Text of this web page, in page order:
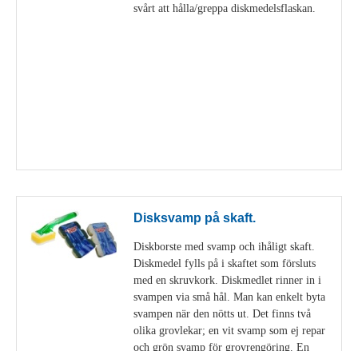
svårt att hålla/greppa diskmedelsflaskan.
Disksvamp på skaft.
Diskborste med svamp och ihåligt skaft.
Diskmedel fylls på i skaftet som försluts
med en skruvkork. Diskmedlet rinner in i
svampen via små hål. Man kan enkelt byta
svampen när den nötts ut. Det finns två
olika grovlekar; en vit svamp som ej repar
och grön svamp för grovrengöring. En